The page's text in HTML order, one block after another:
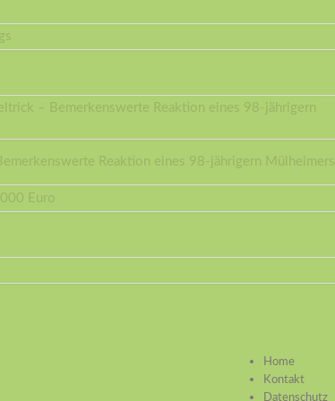
Reaktion eines 98-jährigern Mülheimers
Home
Kontakt
Datenschutz